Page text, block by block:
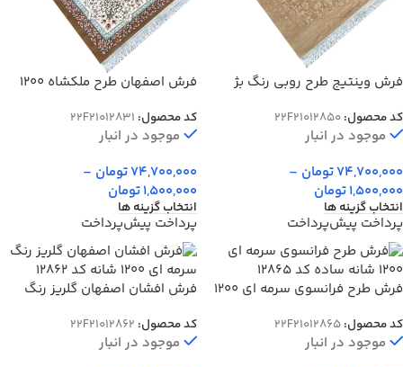
فرش وینتیج طرح روبی رنگ بژ
کد محصول:22F21012850
موجود در انبار
74,700,000تومان –
1,500,000تومان
انتخاب گزینه ها
پرداخت پیش‌پرداخت
فرش اصفهان طرح ملکشاه 1200
کد محصول: 22F21012831
موجود در انبار
74,700,000تومان –
1,500,000تومان
انتخاب گزینه ها
پرداخت پیش‌پرداخت
فرش طرح فرانسوی سرمه ای 1200
کد محصول:22F21012865
موجود در انبار
فرش افشان اصفهان گلریز رنگ
کد محصول: 22F21012862
موجود در انبار